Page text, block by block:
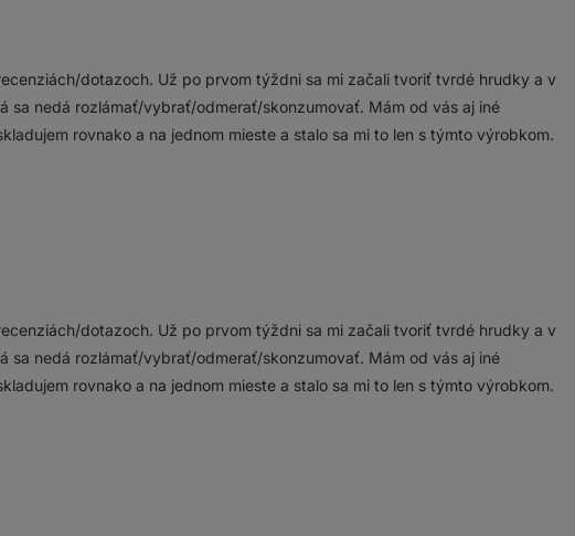
dotazoch. Už po prvom týždni sa mi začali tvoriť tvrdé hrudky a v
sa nedá rozlámať/vybrať/odmerať/skonzumovať. Mám od vás aj iné
rovnako a na jednom mieste a stalo sa mi to len s týmto výrobkom.
dotazoch. Už po prvom týždni sa mi začali tvoriť tvrdé hrudky a v
sa nedá rozlámať/vybrať/odmerať/skonzumovať. Mám od vás aj iné
rovnako a na jednom mieste a stalo sa mi to len s týmto výrobkom.